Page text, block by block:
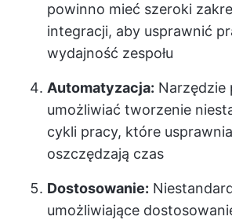
powinno mieć szeroki
integracji, aby usprawnić
wydajność zespołu
Automatyzacja: Narzędzie
umożliwiać tworzenie
cykli pracy, które
oszczędzają czas
Dostosowanie:
umożliwiające